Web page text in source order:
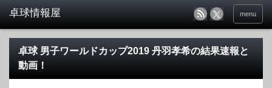
menu
卓球 男子ワールドカップ2019 丹羽孝希の結果速報と
動画！